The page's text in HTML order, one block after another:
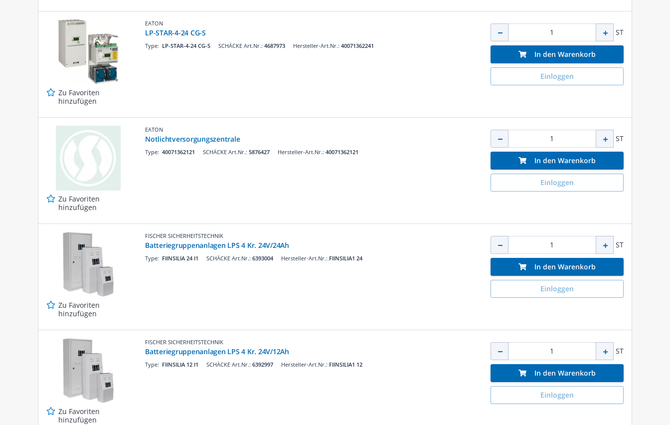
Zu Favoriten
hinzufügen
EATON
LP-STAR-4-24 CG-S
SCHÄCKE Art.Nr.: 4687973
Type: LP-STAR-4-24 CG-S Hersteller-Art.Nr.: 40071362241
ST
In den Warenkorb
Einloggen
Zu Favoriten
hinzufügen
EATON
Notlichtversorgungszentrale
SCHÄCKE Art.Nr.: 5876427
Type: 40071362121 Hersteller-Art.Nr.: 40071362121
ST
In den Warenkorb
Einloggen
Zu Favoriten
hinzufügen
FISCHER SICHERHEITSTECHNIK
Batteriegruppenanlagen LPS 4 Kr. 24V/24Ah
SCHÄCKE Art.Nr.: 6393004
Type: FIINSILIA 24 I1 Hersteller-Art.Nr.: FIINSILIA1 24
ST
In den Warenkorb
Einloggen
Zu Favoriten
hinzufügen
FISCHER SICHERHEITSTECHNIK
Batteriegruppenanlagen LPS 4 Kr. 24V/12Ah
SCHÄCKE Art.Nr.: 6392997
Type: FIINSILIA 12 I1 Hersteller-Art.Nr.: FIINSILIA1 12
ST
In den Warenkorb
Einloggen